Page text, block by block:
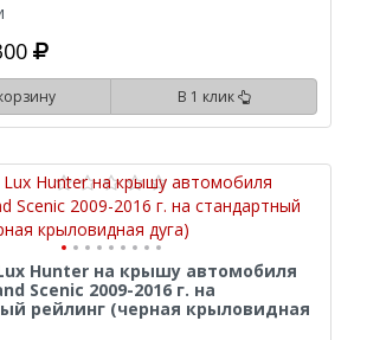
В 1 клик
Hunter на крышу автомобиля
Scenic 2009-2016 г. на
рейлинг (черная крыловидная